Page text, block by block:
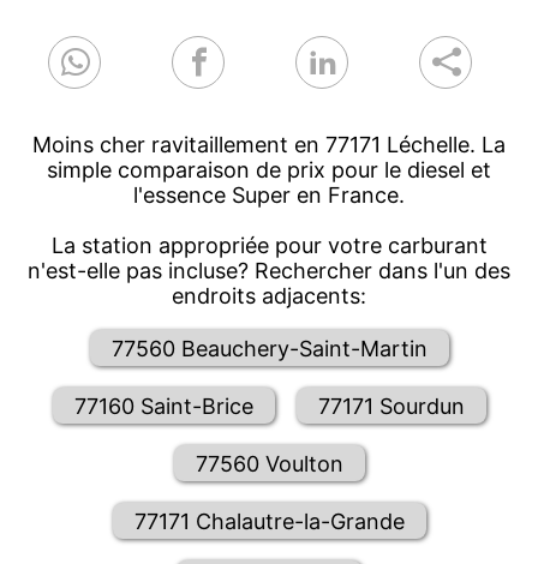
Moins cher ravitaillement en 77171 Léchelle. La
simple comparaison de prix pour le diesel et
l'essence Super en France.
La station appropriée pour votre carburant
n'est-elle pas incluse? Rechercher dans l'un des
endroits adjacents:
77560 Beauchery-Saint-Martin
77160 Saint-Brice 77171 Sourdun
77560 Voulton
77171 Chalautre-la-Grande